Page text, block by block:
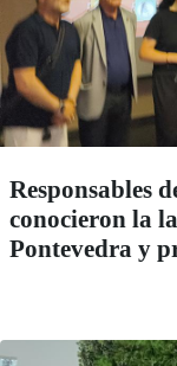
Responsables
conocieron la
Pontevedra y